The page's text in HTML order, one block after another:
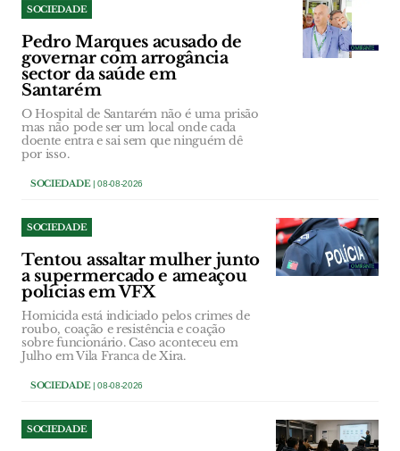
SOCIEDADE
Pedro Marques acusado de
governar com arrogância
sector da saúde em
Santarém
O Hospital de Santarém não é uma prisão
mas não pode ser um local onde cada
doente entra e sai sem que ninguém dê
por isso.
SOCIEDADE| 08-08-2026
SOCIEDADE
Tentou assaltar mulher junto
a supermercado e ameaçou
polícias em VFX
Homicida está indiciado pelos crimes de
roubo, coação e resistência e coação
sobre funcionário. Caso aconteceu em
Julho em Vila Franca de Xira.
SOCIEDADE| 08-08-2026
SOCIEDADE